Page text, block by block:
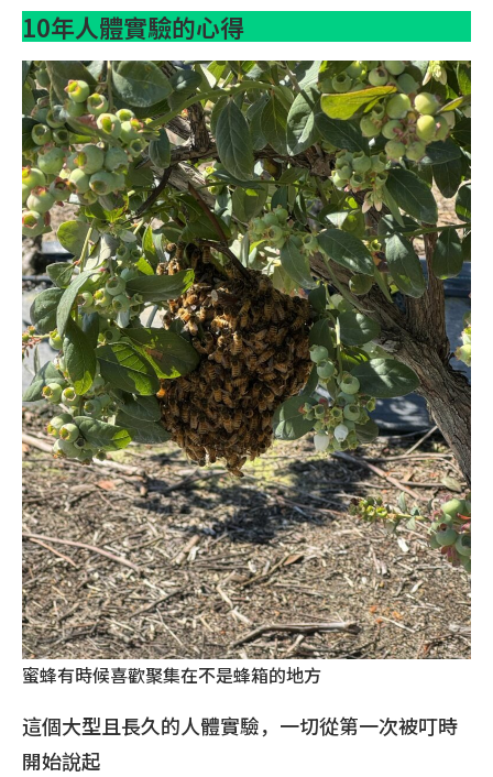
10年人體實驗的心得
蜜蜂有時候喜歡聚集在不是蜂箱的地方
這個大型且長久的人體實驗，一切從第一次被叮時
開始說起